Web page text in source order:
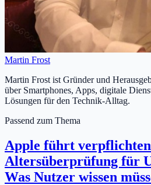
Martin Frost
Martin Frost ist Gründer und
über Smartphones, Apps, digitale
Lösungen für den Technik-Alltag.
Passend zum Thema
Apple führt
Altersüberprüfung für
Was Nutzer wissen